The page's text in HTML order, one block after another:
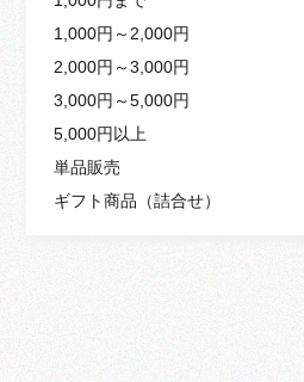
1,000円～2,000円
2,000円～3,000円
3,000円～5,000円
5,000円以上
単品販売
ギフト商品（詰合せ）